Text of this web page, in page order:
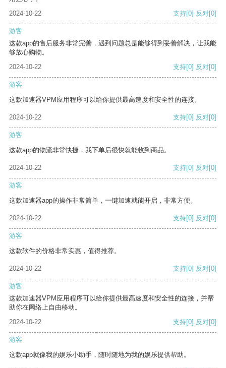
2024-10-22
支持[0] 反对[0]
游客
这款app的售后服务非常完善，遇到问题总是能够得到妥善解决，让我能
够放心购物。
2024-10-22
支持[0] 反对[0]
游客
这款加速器VPM应用程序可以给你提供最高速度和安全性的连接。
2024-10-22 支持[0] 反对[0]
游客
这款app的物流非常快捷，我下单后很快就能收到商品。
2024-10-22 支持[0] 反对[0]
游客
这款加速器app的操作非常简单，一键加速就能开启，非常方便。
2024-10-22 支持[0] 反对[0]
游客
这款软件的价格非常实惠，值得推荐。
2024-10-22 支持[0] 反对[0]
游客
这款加速器VPM应用程序可以给你提供最高速度和安全性的连接，并帮
助你在网络上自由移动。
2024-10-22
支持[0] 反对[0]
游客
这款app就像我的娱乐小助手，随时随地为我的娱乐提供帮助。